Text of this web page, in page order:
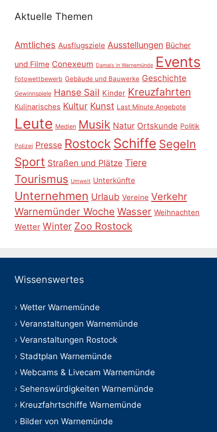
Aktuelle Themen
Amtliches Ausflugsziele Ausstellungen Bücher
und Filme Conexeum Damals in Warnemünde Events
Fotowettbewerb Gebäude und Bauwerke Geschichte
Gewinnspiele Hanse Sail Kinder Kreuzfahrten
Kulinarisches Kultur Kunst Last Minute Angebote
Leute Medien Musik Natur Ortskunde Politik
Polizei Presse Rostock Schiffe Segeln
Sport Straßen und Plätze Tiere
Tourismus Umwelt Unterkünfte
Unternehmen Urlaub Vereine Verkehr
Warnemünder Woche Wasser Weihnachten
Wetter Winter Zoo Rostock
Wissenswertes
Wetter Warnemünde
Veranstaltungen Warnemünde
Veranstaltungen Rostock
Stadtplan Warnemünde
Webcams & Livecam Warnemünde
Sehenswürdigkeiten Warnemünde
Kreuzfahrtschiffe Warnemünde
Bilder von Warnemünde